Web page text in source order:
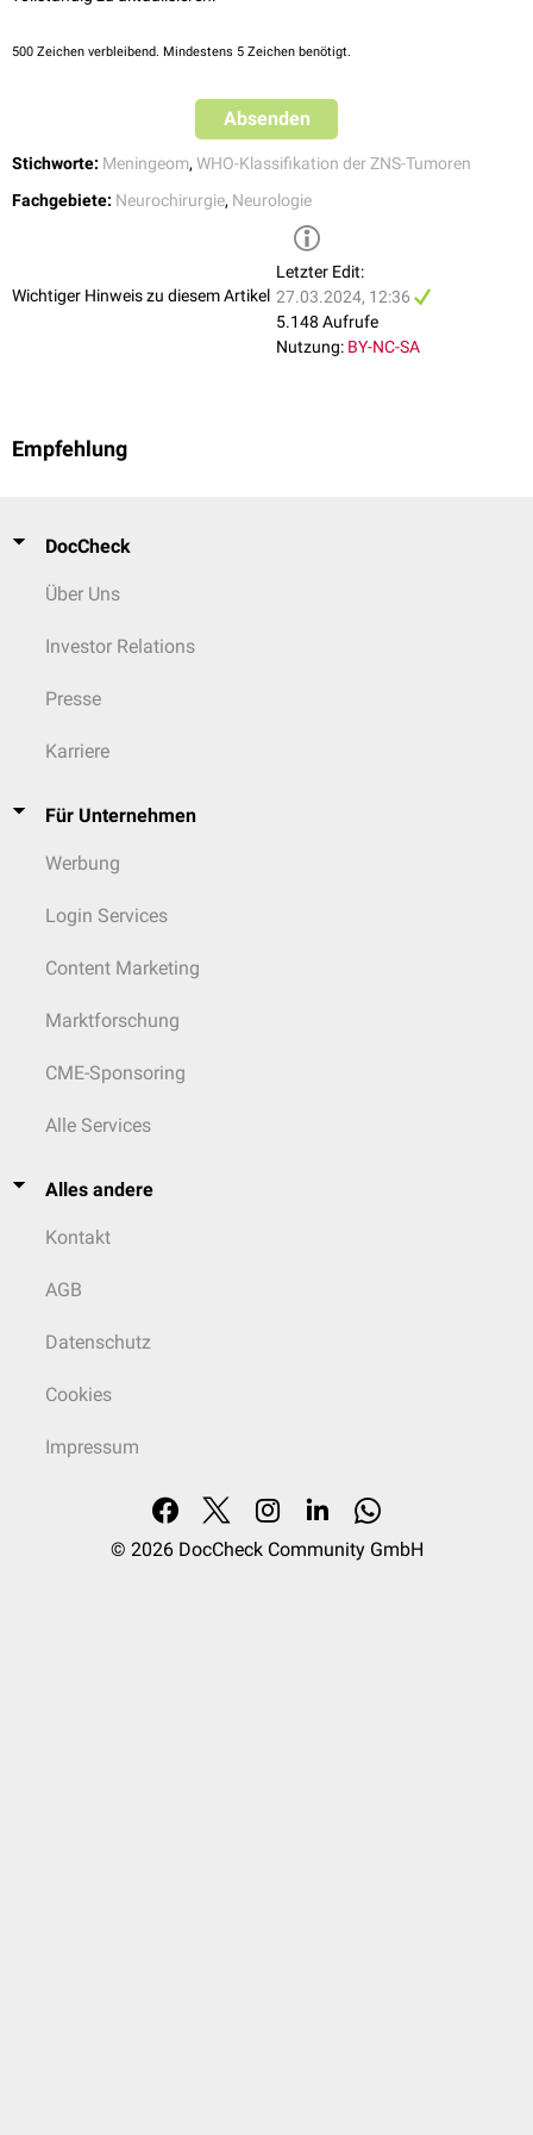
500 Zeichen verbleibend. Mindestens 5 Zeichen benötigt.
Absenden
Stichworte: Meningeom, WHO-Klassifikation der ZNS-Tumoren
Fachgebiete: Neurochirurgie, Neurologie
Wichtiger Hinweis zu diesem Artikel
Letzter Edit:
27.03.2024, 12:36
5.148 Aufrufe
Nutzung: BY-NC-SA
Empfehlung
DocCheck
Über Uns
Investor Relations
Presse
Karriere
Für Unternehmen
Werbung
Login Services
Content Marketing
Marktforschung
CME-Sponsoring
Alle Services
Alles andere
Kontakt
AGB
Datenschutz
Cookies
Impressum
© 2026 DocCheck Community GmbH